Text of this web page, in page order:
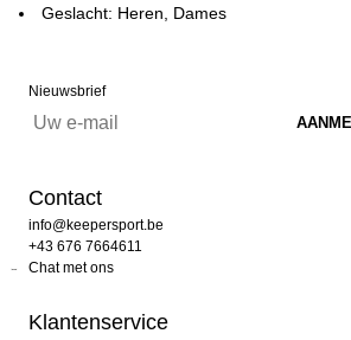
Geslacht: Heren, Dames
Nieuwsbrief
Contact
info@keepersport.be
+43 676 7664611
Chat met ons
Klantenservice